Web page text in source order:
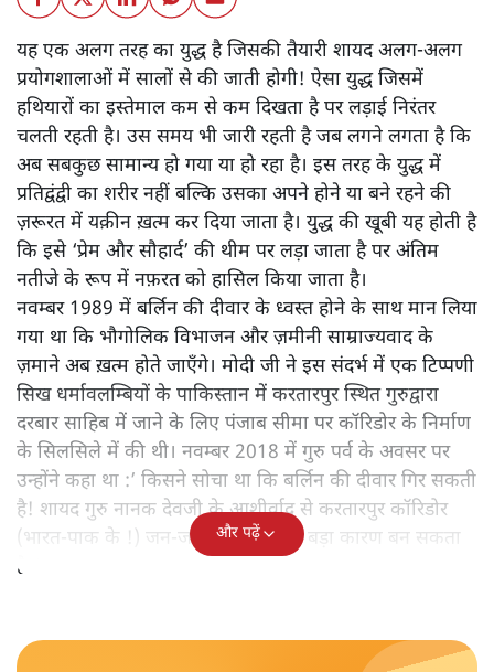
यह एक अलग तरह का युद्ध है जिसकी तैयारी शायद अलग-अलग
प्रयोगशालाओं में सालों से की जाती होगी! ऐसा युद्ध जिसमें
हथियारों का इस्तेमाल कम से कम दिखता है पर लड़ाई निरंतर
चलती रहती है। उस समय भी जारी रहती है जब लगने लगता है कि
अब सबकुछ सामान्य हो गया या हो रहा है। इस तरह के युद्ध में
प्रतिद्वंद्वी का शरीर नहीं बल्कि उसका अपने होने या बने रहने की
ज़रूरत में यक़ीन ख़त्म कर दिया जाता है। युद्ध की खूबी यह होती है
कि इसे ‘प्रेम और सौहार्द’ की थीम पर लड़ा जाता है पर अंतिम
नतीजे के रूप में नफ़रत को हासिल किया जाता है।
नवम्बर 1989 में बर्लिन की दीवार के ध्वस्त होने के साथ मान लिया
गया था कि भौगोलिक विभाजन और ज़मीनी साम्राज्यवाद के
ज़माने अब ख़त्म होते जाएँगे। मोदी जी ने इस संदर्भ में एक टिप्पणी
सिख धर्मावलम्बियों के पाकिस्तान में करतारपुर स्थित गुरुद्वारा
दरबार साहिब में जाने के लिए पंजाब सीमा पर कॉरिडोर के निर्माण
के सिलसिले में की थी। नवम्बर 2018 में गुरु पर्व के अवसर पर
उन्होंने कहा था :’ किसने सोचा था कि बर्लिन की दीवार गिर सकती
है! शायद गुरु नानक देवजी के आशीर्वाद से करतारपुर कॉरिडोर
(भारत-पाक के !) जन-जन को जोड़ने का बड़ा कारण बन सकता
है!‘
और पढ़ें